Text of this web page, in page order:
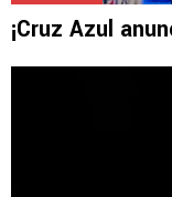
¡Cruz Azul